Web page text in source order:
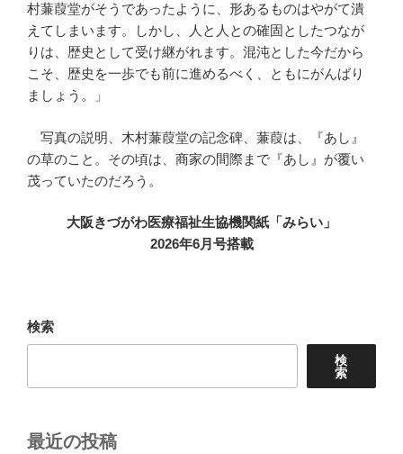
村蒹葭堂がそうであったように、形あるものはやがて潰
えてしまいます。しかし、人と人との確固としたつなが
りは、歴史として受け継がれます。混沌とした今だから
こそ、歴史を一歩でも前に進めるべく、ともにがんばり
ましょう。」
写真の説明、木村蒹葭堂の記念碑、蒹葭は、『あし』
の草のこと。その頃は、商家の間際まで『あし』が覆い
茂っていたのだろう。
大阪きづがわ医療福祉生協機関紙「みらい」
2026年6月号搭載
検索
検
索
最近の投稿